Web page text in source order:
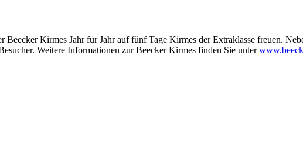
Beecker Kirmes Jahr für Jahr auf fünf Tage Kirmes der Extraklasse freuen.
Weitere Informationen zur Beecker Kirmes finden Sie unter